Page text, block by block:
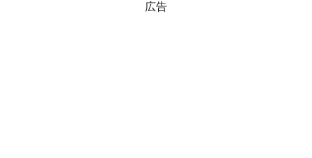
韓国･加徳島新国際空港「またも暗礁」の危
広告